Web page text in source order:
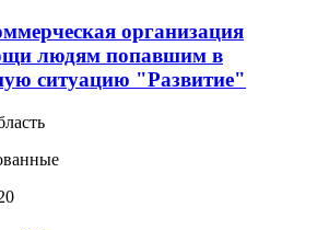
организация
людям попавшим в
ситуацию "Развитие"